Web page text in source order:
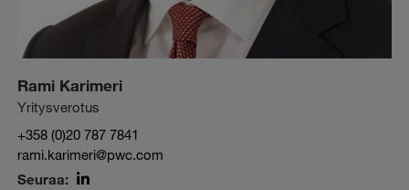
Rami Karimeri
Yritysverotus
+358 (0)20 787 7841
rami.karimeri@pwc.com
Seuraa: